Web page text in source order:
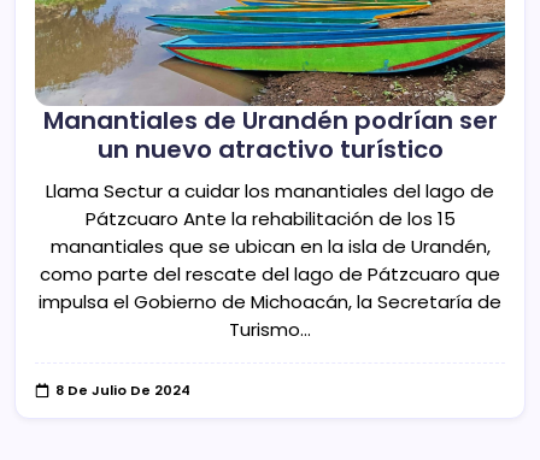
Manantiales de Urandén podrían ser
un nuevo atractivo turístico
Llama Sectur a cuidar los manantiales del lago de
Pátzcuaro Ante la rehabilitación de los 15
manantiales que se ubican en la isla de Urandén,
como parte del rescate del lago de Pátzcuaro que
impulsa el Gobierno de Michoacán, la Secretaría de
Turismo…
8 De Julio De 2024